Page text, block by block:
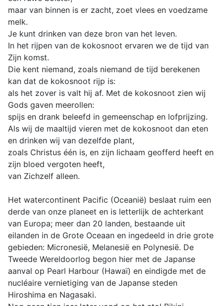
maar van binnen is er zacht, zoet vlees en voedzame
melk.
Je kunt drinken van deze bron van het leven.
In het rijpen van de kokosnoot ervaren we de tijd van
Zijn komst.
Die kent niemand, zoals niemand de tijd berekenen
kan dat de kokosnoot rijp is:
als het zover is valt hij af. Met de kokosnoot zien wij
Gods gaven meerollen:
spijs en drank beleefd in gemeenschap en lofprijzing.
Als wij de maaltijd vieren met de kokosnoot dan eten
en drinken wij van dezelfde plant,
zoals Christus één is, en zijn lichaam geofferd heeft en
zijn bloed vergoten heeft,
van Zichzelf alleen.
Het watercontinent Pacific (Oceanië) beslaat ruim een
derde van onze planeet en is letterlijk de achterkant
van Europa; meer dan 20 landen, bestaande uit
eilanden in de Grote Oceaan en ingedeeld in drie grote
gebieden: Micronesië, Melanesië en Polynesië. De
Tweede Wereldoorlog begon hier met de Japanse
aanval op Pearl Harbour (Hawaï) en eindigde met de
nucléaire vernietiging van de Japanse steden
Hiroshima en Nagasaki.